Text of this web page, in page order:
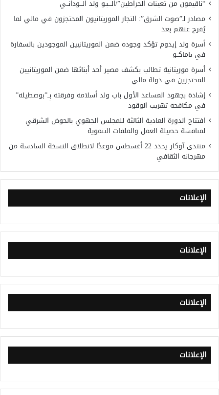
“ناقيمون من تعينات الحراطين”/الـــبـو ولد الـــودانــي
مصادر لـ”صوت الشرق”: التجار الموريتانيون المحتجزون في مالي لما
يُفرج عنهم بعد
أسرة ولد إيدوم تؤكد وجوده ضمن الموريتانيين الموجودين بالسفارة
في باماكــو
أسرة موريتانية تطالب بكشف مصير أحد أبنائها ضمن الموريتانيين
المحتجزين في دولة مالي
إشادة بجهود المساعد الأول باب ولد أسلامه وفرقته بِــ”بوصطيله”
في مكافحة تهريب الوقود
افتتاح الدورة العادية الثالثة للمجلس الجهوي بالحوض الشرقي
لمناقشة حصيلة العمل والملفات التنموية
منتدى آوكار يحدد 22 أغسطس موعدًا لانطلاق النسخة السادسة من
مهرجانه الثقافي
الإعلانات
الإعلانات
الإعلانات
الإعلانات